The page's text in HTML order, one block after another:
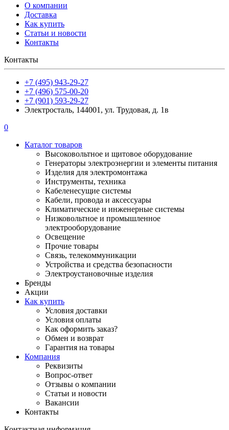
О компании
Доставка
Как купить
Статьи и новости
Контакты
Контакты
+7 (495) 943-29-27
+7 (496) 575-00-20
+7 (901) 593-29-27
Электросталь, 144001, ул. Трудовая, д. 1в
0
Каталог товаров
Высоковольтное и щитовое оборудование
Генераторы электроэнергии и элементы питания
Изделия для электромонтажа
Инструменты, техника
Кабеленесущие системы
Кабели, провода и аксессуары
Климатические и инженерные системы
Низковольтное и промышленное
электрооборудование
Освещение
Прочие товары
Связь, телекоммуникации
Устройства и средства безопасности
Электроустановочные изделия
Бренды
Акции
Как купить
Условия доставки
Условия оплаты
Как оформить заказ?
Обмен и возврат
Гарантия на товары
Компания
Реквизиты
Вопрос-ответ
Отзывы о компании
Статьи и новости
Вакансии
Контакты